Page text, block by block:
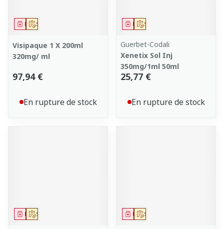
Sur prescription
Médicament
Visipaque 1 X 200ml
320mg/ ml
97,94 €
En rupture de stock
Sur prescription
Médicament
Guerbet-Codali
Xenetix Sol Inj
350mg/1ml 50ml
25,77 €
En rupture de stock
Sur prescription
Médicament Sur prescription
Médicament